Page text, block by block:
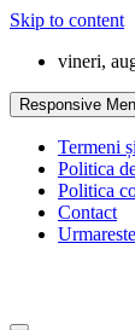
Skip to content
vineri,
Responsive
Termeni
Politica
Politica
Contact